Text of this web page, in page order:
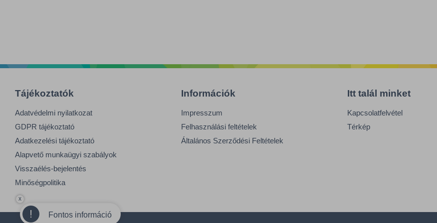
Tájékoztatók
Adatvédelmi nyilatkozat
GDPR tájékoztató
Adatkezelési tájékoztató
Alapvető munkaügyi szabályok
Visszaélés-bejelentés
Minőségpolitika
Információk
Impresszum
Felhasználási feltételek
Általános Szerződési Feltételek
Itt talál minket
Kapcsolatfelvétel
Térkép
! Fontos információ
x